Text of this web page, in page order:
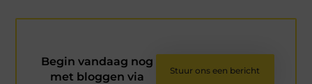
Begin vandaag nog
met bloggen via
Stuur ons een bericht